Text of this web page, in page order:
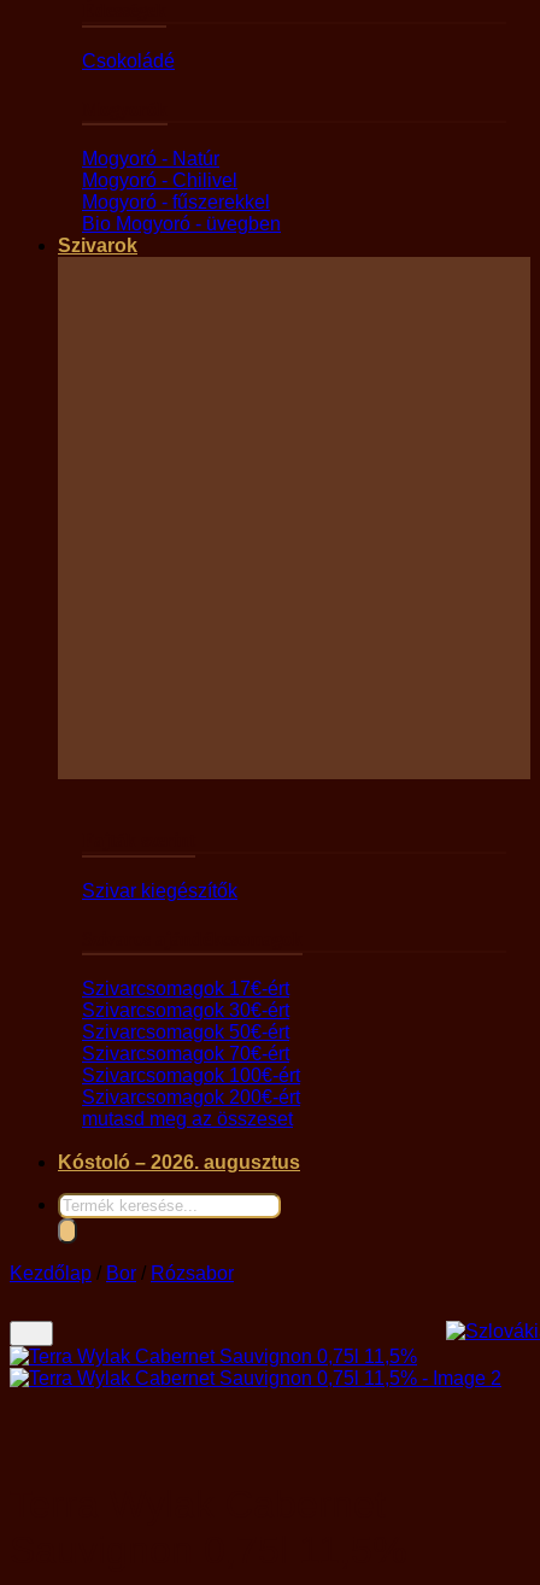
Csokoládé
Mogyoró - Natúr
Mogyoró - Chilivel
Mogyoró - fűszerekkel
Bio Mogyoró - üvegben
Szivarok
Szivar kiegészítők
Szivarcsomagok 17€-ért
Szivarcsomagok 30€-ért
Szivarcsomagok 50€-ért
Szivarcsomagok 70€-ért
Szivarcsomagok 100€-ért
Szivarcsomagok 200€-ért
mutasd meg az összeset
Kóstoló – 2026. augusztus
Products
search
Kezdőlap / Bor / Rózsabor